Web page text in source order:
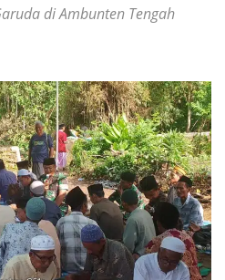
di Ambunten Tengah